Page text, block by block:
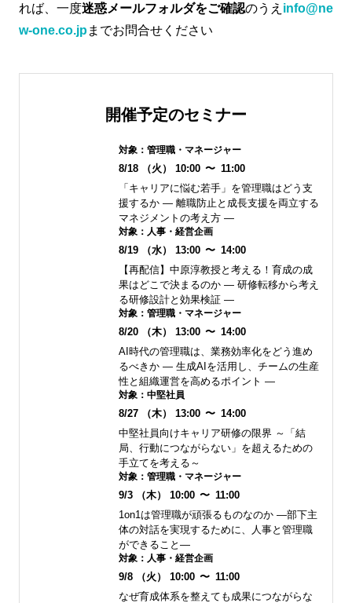
れば、一度迷惑メールフォルダをご確認のうえ info@ne
w-one.co.jpまでお問合せください
開催予定のセミナー
対象： 管理職・マネージャー
8/18 （火） 10:00 〜 11:00
「キャリアに悩む若手」を管理職はどう支
援するか ― 離職防止と成長支援を両立する
マネジメントの考え方 ―
対象： 人事・経営企画
8/19 （水） 13:00 〜 14:00
【再配信】中原淳教授と考える！育成の成
果はどこで決まるのか ― 研修転移から考え
る研修設計と効果検証 ―
対象： 管理職・マネージャー
8/20 （木） 13:00 〜 14:00
AI時代の管理職は、業務効率化をどう進め
るべきか ― 生成AIを活用し、チームの生産
性と組織運営を高めるポイント ―
対象： 中堅社員
8/27 （木） 13:00 〜 14:00
中堅社員向けキャリア研修の限界 ～「結
局、行動につながらない」を超えるための
手立てを考える～
対象： 管理職・マネージャー
9/3 （木） 10:00 〜 11:00
1on1は管理職が頑張るものなのか ―部下主
体の対話を実現するために、人事と管理職
ができること―
対象： 人事・経営企画
9/8 （火） 10:00 〜 11:00
なぜ育成体系を整えても成果につながらな